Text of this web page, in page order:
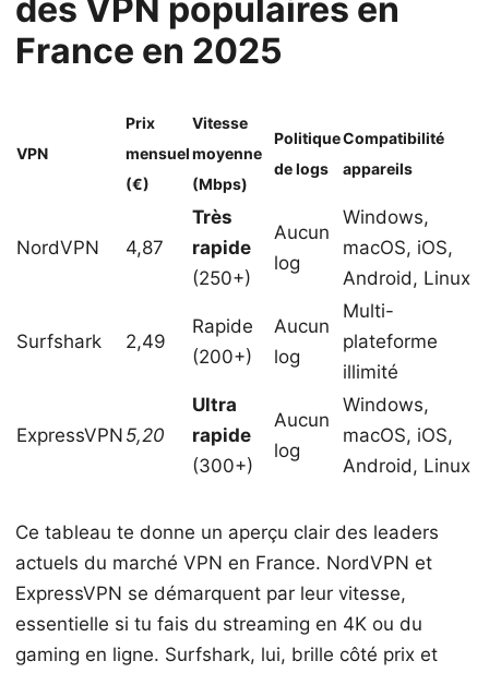
des VPN populaires en
France en 2025
VPN
Prix
mensuel
(€)
Vitesse
moyenne
(Mbps)
Politique
de logs
Compatibilité
appareils
NordVPN 4,87
Très
rapide
(250+)
Aucun
log
Windows,
macOS, iOS,
Android, Linux
Surfshark 2,49
Rapide
(200+)
Aucun
log
Multi-
plateforme
illimité
ExpressVPN 5,20
Ultra
rapide
(300+)
Aucun
log
Windows,
macOS, iOS,
Android, Linux
Ce tableau te donne un aperçu clair des leaders
actuels du marché VPN en France. NordVPN et
ExpressVPN se démarquent par leur vitesse,
essentielle si tu fais du streaming en 4K ou du
gaming en ligne. Surfshark, lui, brille côté prix et